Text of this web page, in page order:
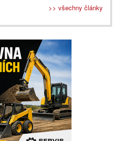
>> všechny články